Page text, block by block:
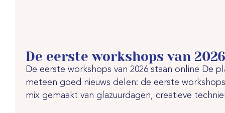
De eerste workshops van
De eerste workshops van 2026 staan online De
meteen goed nieuws delen: de eerste
mix gemaakt van glazuurdagen, creatieve